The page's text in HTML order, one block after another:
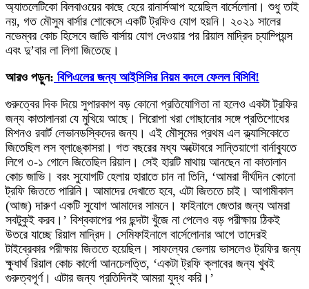
অ্যাতলেটিকো বিলবাওয়ের কাছে হেরে রানার্সআপ হয়েছিল বার্সেলোনা। শুধু তাই
নয়, গত মৌসুম বার্সার শোকেসে একটি ট্রফিও যোগ হয়নি। ২০২১ সালের
নভেম্বর কোচ হিসেবে জাভি বার্সায় যোগ দেওয়ার পর রিয়াল মাদ্রিদ চ্যাম্পিয়ন্স
এবং দু’বার লা লিগা জিতেছে।
আরও পড়ুন: বিপিএলের জন্য আইসিসির নিয়ম বদলে ফেলল বিসিবি!
গুরুত্বের দিক দিয়ে সুপারকাপ বড় কোনো প্রতিযোগিতা না হলেও একটা ট্রফির
জন্য কাতালানরা যে মুখিয়ে আছে। শিরোপা খরা গোছানোর সঙ্গে প্রতিশোধের
মিশনও রবার্ট লেভানডস্কিদের জন্য। এই মৌসুমের প্রথম এল ক্ল্যাসিকোতে
জিতেছিল লস ব্লাঙ্কোসরা। গত বছরের মধ্য অক্টোবরে সান্তিয়াগো বার্নাব্যুতে
লিগে ৩-১ গোলে জিতেছিল রিয়াল। সেই হারটি মাথায় আনছেন না কাতালান
কোচ জাভি। বরং সুযোগটি হেলায় হারাতে চান না তিনি, ‘আমরা দীর্ঘদিন কোনো
ট্রফি জিততে পারিনি। আমাদের দেখাতে হবে, এটা জিততে চাই। আগামীকাল
(আজ) দারুণ একটি সুযোগ আমাদের সামনে। ফাইনালে জেতার জন্য আমরা
সবটুকুই করব।’ বিশ্বকাপের পর ছন্দটা খুঁজে না পেলেও বড় পরীক্ষায় ঠিকই
উতরে যাচ্ছে রিয়াল মাদ্রিদ। সেমিফাইনালে বার্সেলোনার আগে তাদেরই
টাইব্রেকার পরীক্ষায় জিততে হয়েছিল। সাফল্যের ভেলায় ভাসলেও ট্রফির জন্য
ক্ষুধার্থ রিয়াল কোচ কার্লো আনচেলত্তি, ‘একটা ট্রফি ক্লাবের জন্য খুবই
গুরুত্বপূর্ণ। এটার জন্য প্রতিদিনই আমরা যুদ্ধ করি।’